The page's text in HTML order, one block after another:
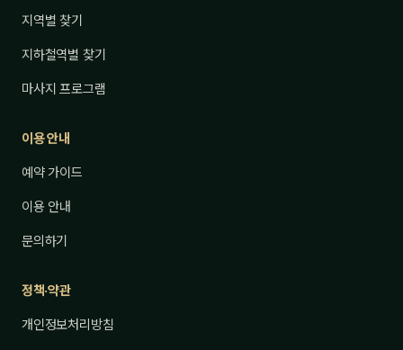
지역별 찾기
지하철역별 찾기
마사지 프로그램
이용 안내
예약 가이드
이용 안내
문의하기
정책·약관
개인정보처리방침